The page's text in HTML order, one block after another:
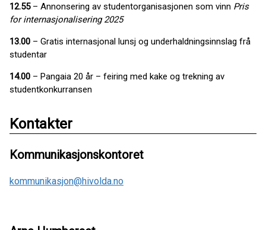
12.55– Annonsering av studentorganisasjonen som vinn Pris
for internasjonalisering 2025
13.00 – Gratis internasjonal lunsj og underhaldningsinnslag frå
studentar
14.00 – Pangaia 20 år – feiring med kake og trekning av
studentkonkurransen
Kontakter
Kommunikasjonskontoret
kommunikasjon@hivolda.no